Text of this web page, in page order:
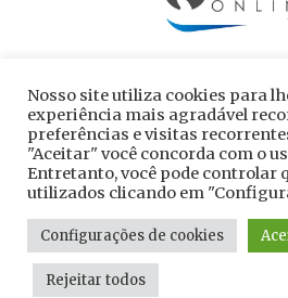
Todos os direitos
Nosso site utiliza cookies para
experiência mais agradável
preferências e visitas
"Aceitar" você concorda com o
Entretanto, você pode controlar
utilizados clicando em
Configurações de cookies
Rejeitar todos